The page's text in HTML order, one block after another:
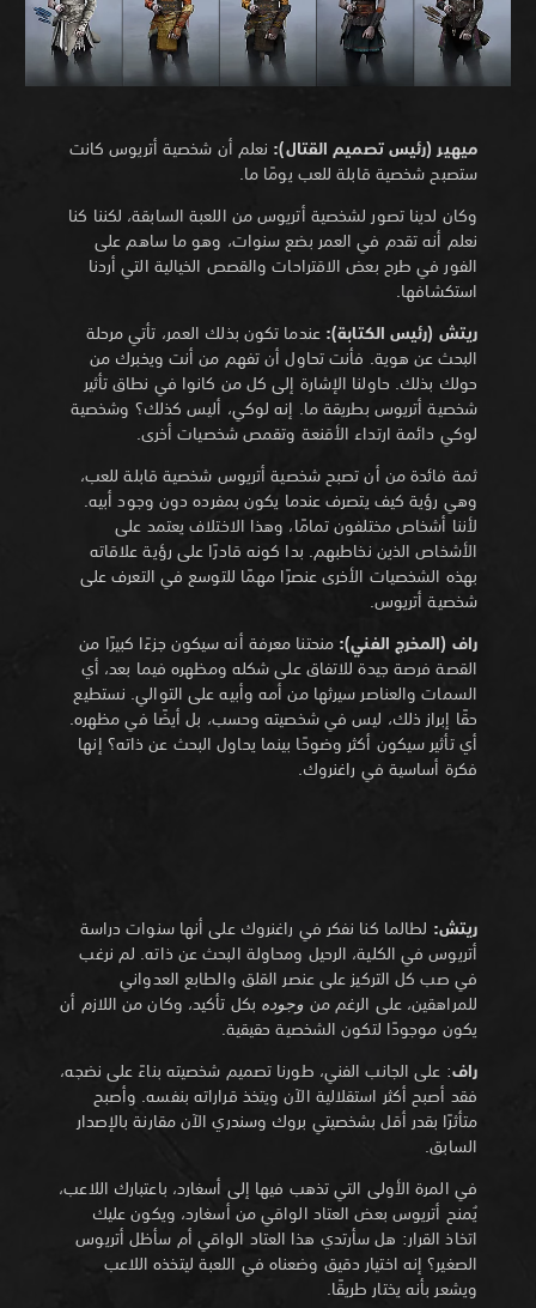
ميهير (رئيس تصميم القتال): نعلم أن شخصية أتريوس كانت
ستصبح شخصية قابلة للعب يومًا ما.
وكان لدينا تصور لشخصية أتريوس من اللعبة السابقة، لكننا كنا
نعلم أنه تقدم في العمر بضع سنوات، وهو ما ساهم على
الفور في طرح بعض الاقتراحات والقصص الخيالية التي أردنا
استكشافها.
ريتش (رئيس الكتابة): عندما تكون بذلك العمر، تأتي مرحلة
البحث عن هوية. فأنت تحاول أن تفهم من أنت ويخبرك من
حولك بذلك. حاولنا الإشارة إلى كل من كانوا في نطاق تأثير
شخصية أتريوس بطريقة ما. إنه لوكي، أليس كذلك؟ وشخصية
لوكي دائمة ارتداء الأقنعة وتقمص شخصيات أخرى.
ثمة فائدة من أن تصبح شخصية أتريوس شخصية قابلة للعب،
وهي رؤية كيف يتصرف عندما يكون بمفرده دون وجود أبيه.
لأننا أشخاص مختلفون تمامًا، وهذا الاختلاف يعتمد على
الأشخاص الذين نخاطبهم. بدا كونه قادرًا على رؤية علاقاته
بهذه الشخصيات الأخرى عنصرًا مهمًا للتوسع في التعرف على
شخصية أتريوس.
راف (المخرج الفني): منحتنا معرفة أنه سيكون جزءًا كبيرًا من
القصة فرصة جيدة للاتفاق على شكله ومظهره فيما بعد، أي
السمات والعناصر سيرثها من أمه وأبيه على التوالي. نستطيع
حقًا إبراز ذلك، ليس في شخصيته وحسب، بل أيضًا في مظهره.
أي تأثير سيكون أكثر وضوحًا بينما يحاول البحث عن ذاته؟ إنها
فكرة أساسية في راغنروك.
ريتش: لطالما كنا نفكر في راغنروك على أنها سنوات دراسة
أتريوس في الكلية، الرحيل ومحاولة البحث عن ذاته. لم نرغب
في صب كل التركيز على عنصر القلق والطابع العدواني
للمراهقين، على الرغم من وجوده بكل تأكيد، وكان من اللازم أن
يكون موجودًا لتكون الشخصية حقيقية.
راف: على الجانب الفني، طورنا تصميم شخصيته بناءً على نضجه،
فقد أصبح أكثر استقلالية الآن ويتخذ قراراته بنفسه. وأصبح
متأثرًا بقدر أقل بشخصيتي بروك وسندري الآن مقارنة بالإصدار
السابق.
في المرة الأولى التي تذهب فيها إلى أسغارد، باعتبارك اللاعب،
يُمنح أتريوس بعض العتاد الواقي من أسغارد، ويكون عليك
اتخاذ القرار: هل سأرتدي هذا العتاد الواقي أم سأظل أتريوس
الصغير؟ إنه اختيار دقيق وضعناه في اللعبة ليتخذه اللاعب
ويشعر بأنه يختار طريقًا.